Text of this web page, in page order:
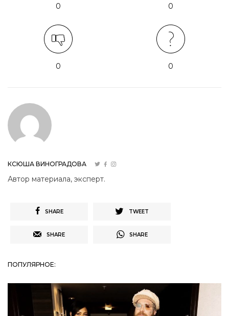
0 0
0 0
КСЮША ВИНОГРАДОВА
Автор материала, эксперт.
SHARE TWEET
SHARE SHARE
ПОПУЛЯРНОЕ: